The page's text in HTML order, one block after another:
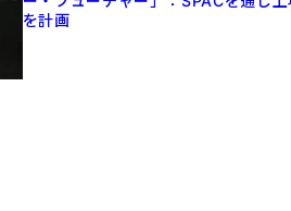
を計画